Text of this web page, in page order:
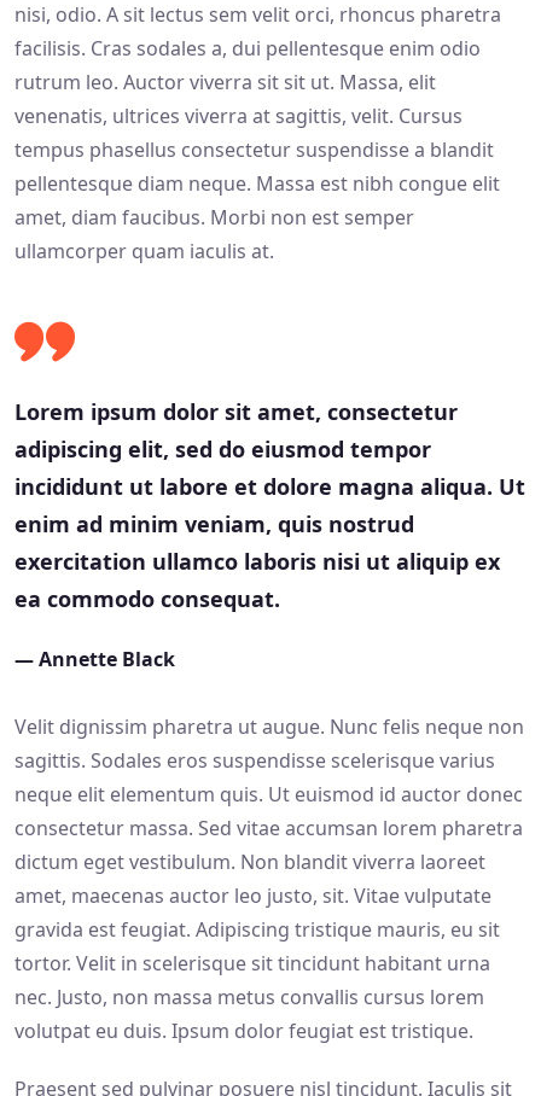
nisi, odio. A sit lectus sem velit orci, rhoncus pharetra
facilisis. Cras sodales a, dui pellentesque enim odio
rutrum leo. Auctor viverra sit sit ut. Massa, elit
venenatis, ultrices viverra at sagittis, velit. Cursus
tempus phasellus consectetur suspendisse a blandit
pellentesque diam neque. Massa est nibh congue elit
amet, diam faucibus. Morbi non est semper
ullamcorper quam iaculis at.
Lorem ipsum dolor sit amet, consectetur
adipiscing elit, sed do eiusmod tempor
incididunt ut labore et dolore magna aliqua. Ut
enim ad minim veniam, quis nostrud
exercitation ullamco laboris nisi ut aliquip ex
ea commodo consequat.
— Annette Black
Velit dignissim pharetra ut augue. Nunc felis neque non
sagittis. Sodales eros suspendisse scelerisque varius
neque elit elementum quis. Ut euismod id auctor donec
consectetur massa. Sed vitae accumsan lorem pharetra
dictum eget vestibulum. Non blandit viverra laoreet
amet, maecenas auctor leo justo, sit. Vitae vulputate
gravida est feugiat. Adipiscing tristique mauris, eu sit
tortor. Velit in scelerisque sit tincidunt habitant urna
nec. Justo, non massa metus convallis cursus lorem
volutpat eu duis. Ipsum dolor feugiat est tristique.
Praesent sed pulvinar posuere nisl tincidunt. Iaculis sit